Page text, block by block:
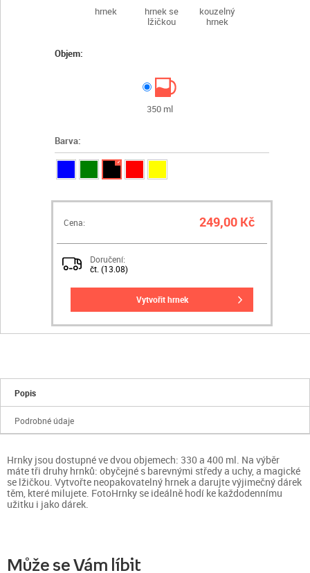
hrnek
hrnek se
lžičkou
kouzelný
hrnek
Objem:
350 ml
Barva:
✓
Cena: 249,00 Kč
Doručení:
čt. (13.08)
vytvořit hrnek
Popis
Podrobné údaje
Hrnky jsou dostupné ve dvou objemech: 330 a 400 ml. Na výběr
máte tři druhy hrnků: obyčejné s barevnými středy a uchy, a magické
se lžičkou. Vytvořte neopakovatelný hrnek a darujte výjimečný dárek
těm, které milujete. FotoHrnky se ideálně hodí ke každodennímu
užitku i jako dárek.
Může se Vám líbit